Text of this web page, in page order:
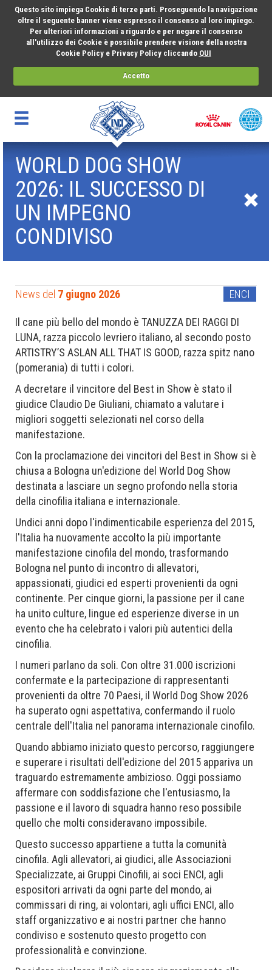
Questo sito impiega Cookie di terze parti. Proseguendo la navigazione
oltre il seguente banner viene espresso il consenso al loro impiego.
Per ulteriori informazioni a riguardo e per negare il consenso
all'utilizzo dei Cookie è possibile prendere visione della nostra
Cookie Policy e Privacy Policy cliccando QUI
Accetto
WORLD DOG SHOW
2026: IL SUCCESSO DI
UN IMPEGNO
CONDIVISO
News del 7 giugno 2026 ENCI
Il cane più bello del mondo è TANUZZA DEI RAGGI DI
LUNA, razza piccolo levriero italiano, al secondo posto
ARTISTRY’S ASLAN ALL THAT IS GOOD, razza spitz nano
(pomerania) di tutti i colori.
A decretare il vincitore del Best in Show è stato il
giudice Claudio De Giuliani, chiamato a valutare i
migliori soggetti selezionati nel corso della
manifestazione.
Con la proclamazione dei vincitori del Best in Show si è
chiusa a Bologna un'edizione del World Dog Show
destinata a lasciare un segno profondo nella storia
della cinofilia italiana e internazionale.
Undici anni dopo l'indimenticabile esperienza del 2015,
l'Italia ha nuovamente accolto la più importante
manifestazione cinofila del mondo, trasformando
Bologna nel punto di incontro di allevatori,
appassionati, giudici ed esperti provenienti da ogni
continente. Per cinque giorni, la passione per il cane
ha unito culture, lingue ed esperienze diverse in un
evento che ha celebrato i valori più autentici della
cinofilia.
I numeri parlano da soli. Con oltre 31.000 iscrizioni
confermate e la partecipazione di rappresentanti
provenienti da oltre 70 Paesi, il World Dog Show 2026
ha superato ogni aspettativa, confermando il ruolo
centrale dell'Italia nel panorama internazionale cinofilo.
Quando abbiamo iniziato questo percorso, raggiungere
e superare i risultati dell'edizione del 2015 appariva un
traguardo estremamente ambizioso. Oggi possiamo
affermare con soddisfazione che l'entusiasmo, la
passione e il lavoro di squadra hanno reso possibile
quello che molti consideravano impossibile.
Questo successo appartiene a tutta la comunità
cinofila. Agli allevatori, ai giudici, alle Associazioni
Specializzate, ai Gruppi Cinofili, ai soci ENCI, agli
espositori arrivati da ogni parte del mondo, ai
commissari di ring, ai volontari, agli uffici ENCI, allo
staff organizzativo e ai nostri partner che hanno
condiviso e sostenuto questo progetto con
professionalità e convinzione.